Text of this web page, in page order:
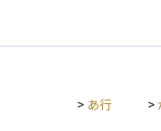
> あ行 >